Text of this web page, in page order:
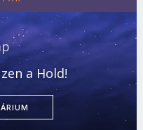
a Hold!